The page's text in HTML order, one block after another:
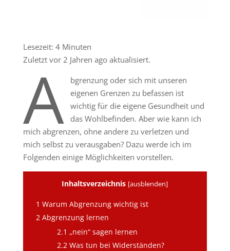
Lesezeit: 4 Minuten
Zuletzt vor 2 Jahren ago aktualisiert.
A
bgrenzung oder sich mit unseren
eigenen Grenzen zu befassen ist
wichtig für die eigene Gesundheit und
das Wohlbefinden. Aber wie kann ich
mich abgrenzen, ohne andere zu verletzen und
mich selbst zu verausgaben? Dazu werde ich im
Folgenden einige Möglichkeiten vorstellen.
Inhaltsverzeichnis [ausblenden]
1 Warum Abgrenzung wichtig ist
2 Abgrenzung lernen
2.1 „nein“ sagen lernen
2.2 Was tun bei Widerständen?